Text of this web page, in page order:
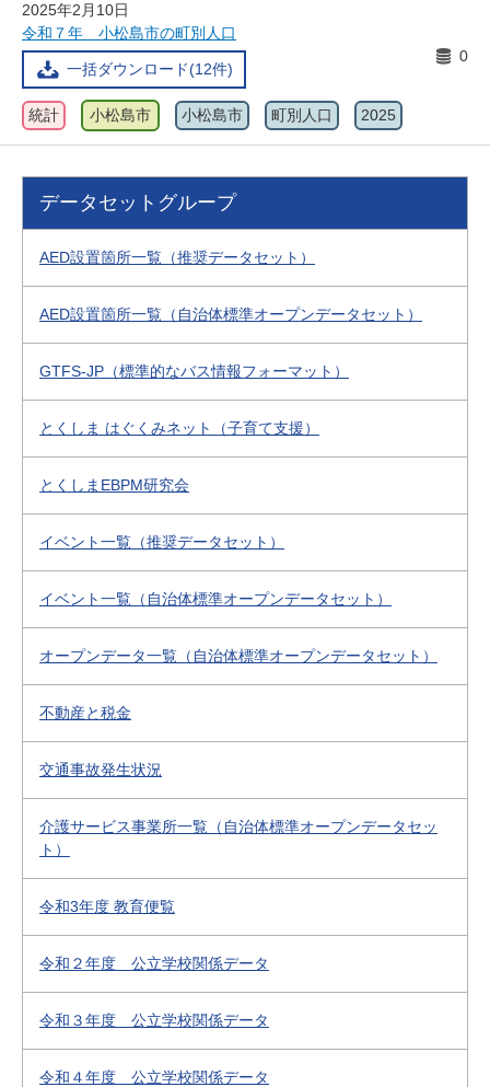
2025年2月10日
令和７年 小松島市の町別人口
一括ダウンロード(12件)
0
統計 小松島市 小松島市 町別人口 2025
データセットグループ
AED設置箇所一覧（推奨データセット）
AED設置箇所一覧（自治体標準オープンデータセット）
GTFS-JP（標準的なバス情報フォーマット）
とくしま はぐくみネット（子育て支援）
とくしまEBPM研究会
イベント一覧（推奨データセット）
イベント一覧（自治体標準オープンデータセット）
オープンデータ一覧（自治体標準オープンデータセット）
不動産と税金
交通事故発生状況
介護サービス事業所一覧（自治体標準オープンデータセッ
ト）
令和3年度 教育便覧
令和２年度 公立学校関係データ
令和３年度 公立学校関係データ
令和４年度 公立学校関係データ